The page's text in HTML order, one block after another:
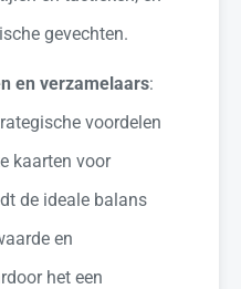
gevechten.
en verzamelaars:
voordelen
kaarten voor
de ideale balans
en
het een